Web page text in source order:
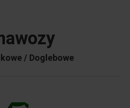
/ Doglebowe